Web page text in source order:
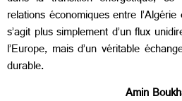
relations économiques entre
s’agit plus simplement d’un flux
l’Europe, mais d’un véritable
durable.
Amin